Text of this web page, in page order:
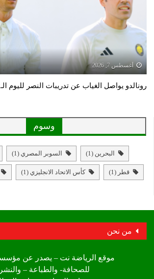
أغسطس 7, 2026
رونالدو يواصل الغياب عن تدريبات النصر لليوم الـ32 على التوالي
وسوم
البحرين (1) السوبر المصري (1)
قطر (1) كأس الاتحاد الانجليزي (1)
من نحن
موقع الرياضة نت – يصدر عن
للصحافة- والطباعة – والنشر